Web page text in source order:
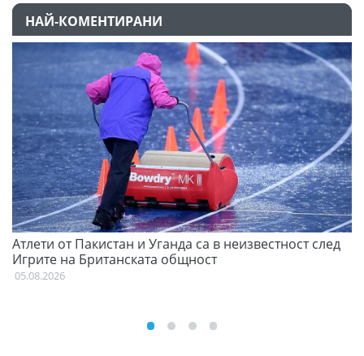
НАЙ-КОМЕНТИРАНИ
Атлети от Пакистан и Уганда са в неизвестност след
Игрите на Британската общност
05.08.2026